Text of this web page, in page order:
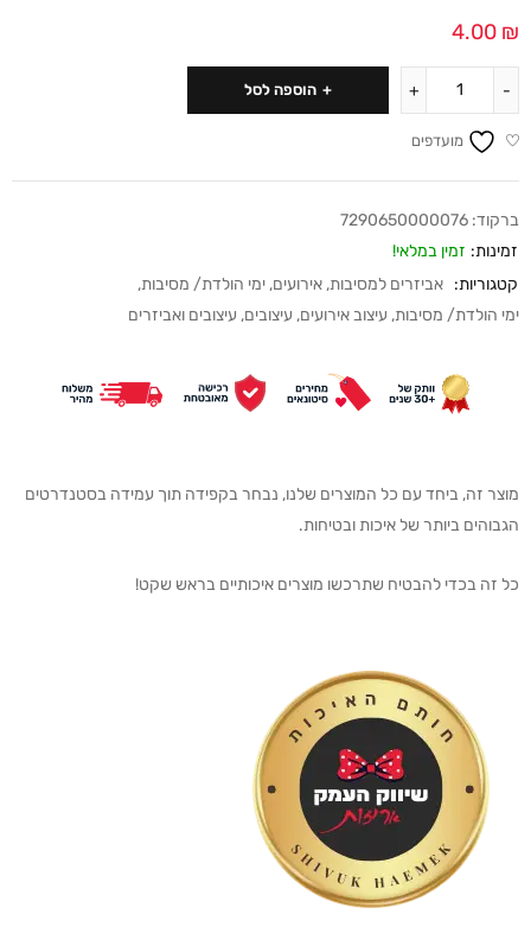
4.00 ₪
הוספה לסל
מועדפים
ברקוד: 7290650000076
זמינות: זמין במלאי!
קטגוריות: אביזרים למסיבות, אירועים, ימי הולדת/ מסיבות,
ימי הולדת/ מסיבות, עיצוב אירועים, עיצובים, עיצובים ואביזרים
מוצר זה, ביחד עם כל המוצרים שלנו, נבחר בקפידה תוך עמידה בסטנדרטים
הגבוהים ביותר של איכות ובטיחות.
כל זה בכדי להבטיח שתרכשו מוצרים איכותיים בראש שקט!